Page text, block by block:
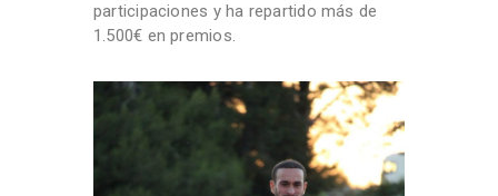
participaciones y ha repartido más de
1.500€ en premios.